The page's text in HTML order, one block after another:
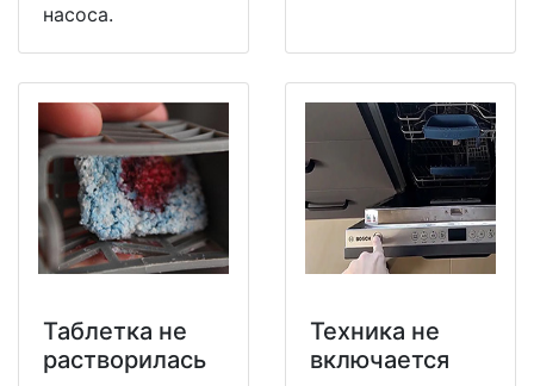
насоса.
Таблетка не
растворилась
Техника не
включается